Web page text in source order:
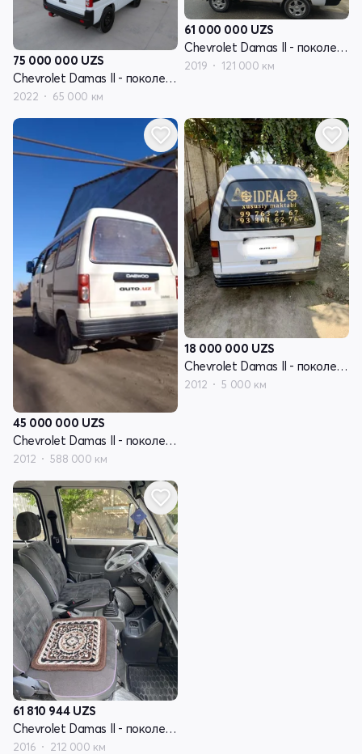
75 000 000 UZS
Chevrolet Damas II - поколение
2022 65 000 км
61 000 000 UZS
Chevrolet Damas II - поколение
2019 121 000 км
45 000 000 UZS
Chevrolet Damas II - поколение
2012 588 000 км
18 000 000 UZS
Chevrolet Damas II - поколение
2012 5 000 км
61 810 944 UZS
Chevrolet Damas II - поколение
2016 212 000 км